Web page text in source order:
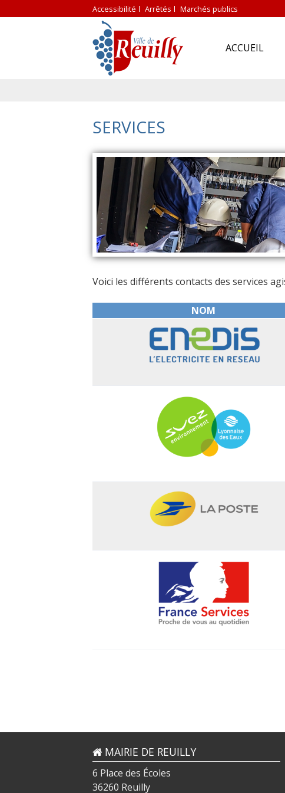
Accessibilité Arrêtés Marchés publics
ACCUEIL
SERVICES
Voici les différents contacts des services
NOM
MAIRIE DE REUILLY
6 Place des Écoles
36260 Reuilly